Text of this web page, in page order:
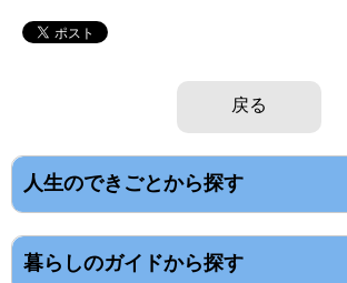
戻る
人生のできごとから探す
暮らしのガイドから探す